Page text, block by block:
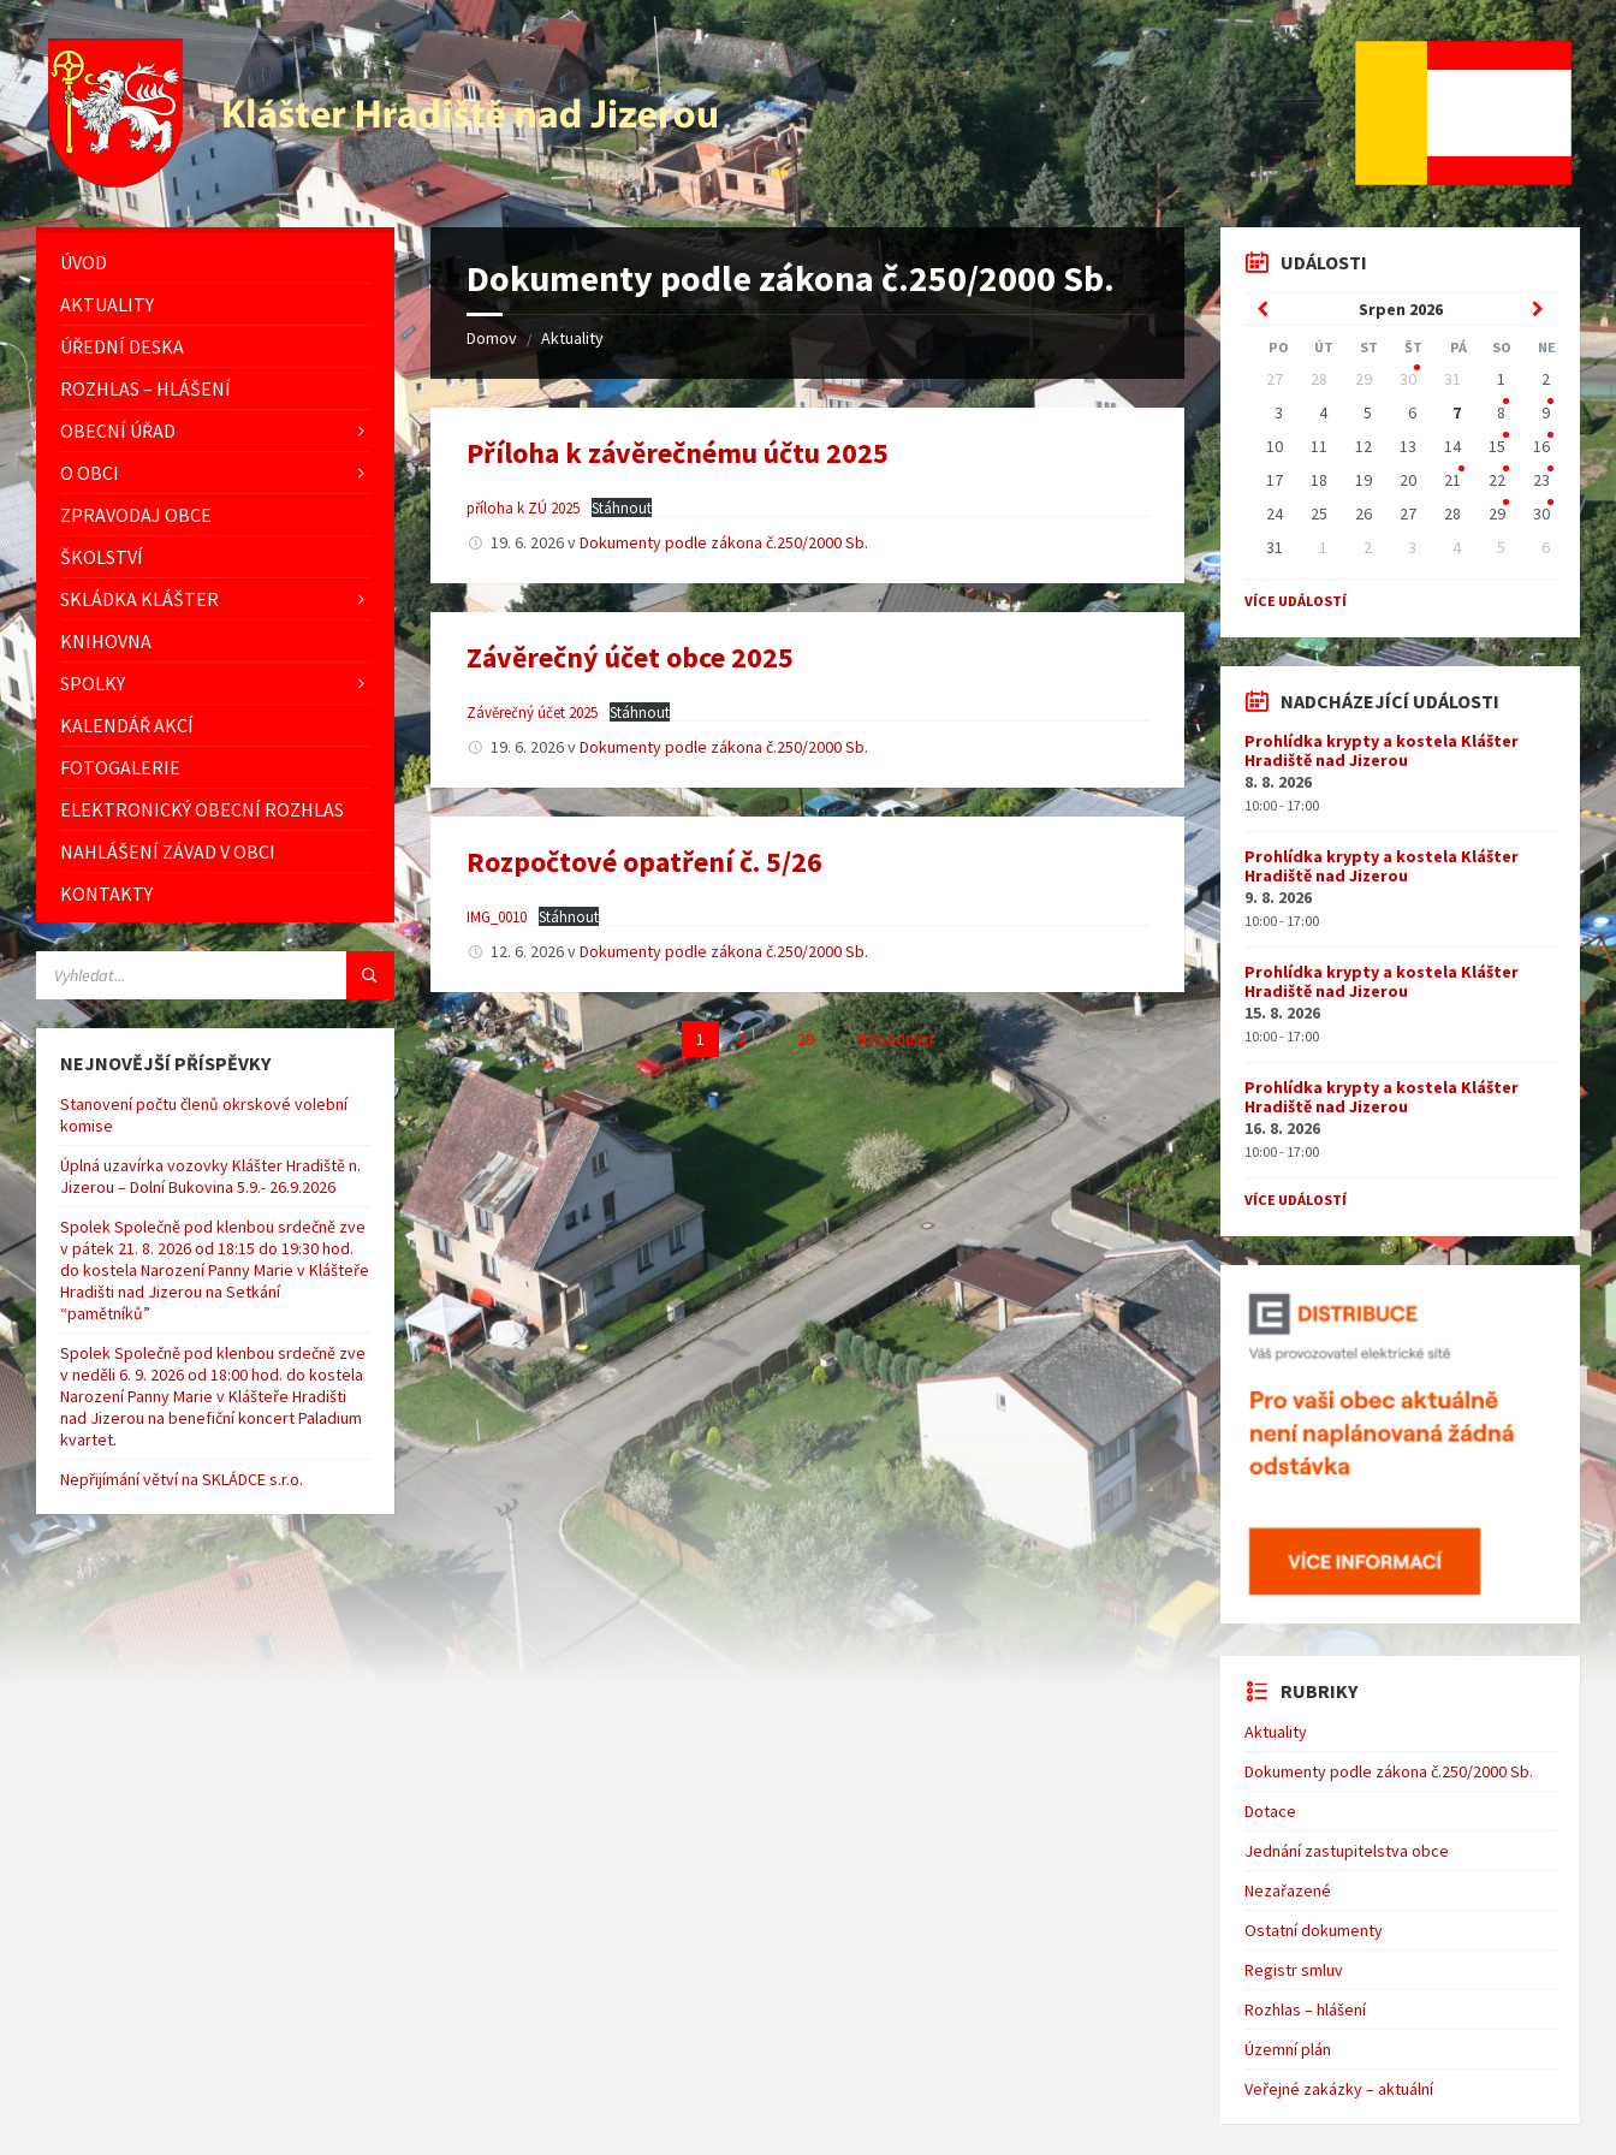
Preskočiť
na
obsah
Přeskočit
levý
panel
Preskočiť
na
pravý
panel
Přeskočit
na
patičku
Dokumenty podle zákona č.250/2000 Sb.
Domov / Aktuality
Příloha k závěrečnému účtu 2025
příloha k ZÚ 2025 Stáhnout
19. 6. 2026vDokumenty podle zákona č.250/2000 Sb.
Závěrečný účet obce 2025
Závěrečný účet 2025 Stáhnout
19. 6. 2026vDokumenty podle zákona č.250/2000 Sb.
Rozpočtové opatření č. 5/26
IMG_0010 Stáhnout
12. 6. 2026vDokumenty podle zákona č.250/2000 Sb.
Stránkování
příspěvků
1 2 … 29 Následující
ÚVOD
AKTUALITY
ÚŘEDNÍ DESKA
ROZHLAS – HLÁŠENÍ
OBECNÍ ÚŘAD
O OBCI
ZPRAVODAJ OBCE
ŠKOLSTVÍ
SKLÁDKA KLÁŠTER
KNIHOVNA
SPOLKY
KALENDÁŘ AKCÍ
FOTOGALERIE
ELEKTRONICKÝ OBECNÍ ROZHLAS
NAHLÁŠENÍ ZÁVAD V OBCI
KONTAKTY
VYHLEDÁVÁNÍ:
NEJNOVĚJŠÍ PŘÍSPĚVKY
Stanovení počtu členů okrskové volební
komise
Úplná uzavírka vozovky Klášter Hradiště n.
Jizerou – Dolní Bukovina 5.9.- 26.9.2026
Spolek Společně pod klenbou srdečně zve
v pátek 21. 8. 2026 od 18:15 do 19:30 hod.
do kostela Narození Panny Marie v Klášteře
Hradišti nad Jizerou na Setkání
“pamětníků”
Spolek Společně pod klenbou srdečně zve
v neděli 6. 9. 2026 od 18:00 hod. do kostela
Narození Panny Marie v Klášteře Hradišti
nad Jizerou na benefiční koncert Paladium
kvartet.
Nepřijímání větví na SKLÁDCE s.r.o.
UDÁLOSTI
Srpen 2026
Previous
Month
Next
Month
PO ÚT ST ŠT PÁ SO NE
Skip
calendar
days
27 28 29 30 31 1
2
3
4 5 6 7 8
9
10
11 12 13 14 15
16
17
18 19 20 21 22
23
24
25 26 27 28 29
30
31
1 2 3 4 5
6
to
calendar
VÍCE UDÁLOSTÍ
NADCHÁZEJÍCÍ UDÁLOSTI
Prohlídka krypty a kostela Klášter
Hradiště nad Jizerou
8. 8. 2026
10:00 - 17:00
Prohlídka krypty a kostela Klášter
Hradiště nad Jizerou
9. 8. 2026
10:00 - 17:00
Prohlídka krypty a kostela Klášter
Hradiště nad Jizerou
15. 8. 2026
10:00 - 17:00
Prohlídka krypty a kostela Klášter
Hradiště nad Jizerou
16. 8. 2026
10:00 - 17:00
VÍCE UDÁLOSTÍ
RUBRIKY
Aktuality
Dokumenty podle zákona č.250/2000 Sb.
Dotace
Jednání zastupitelstva obce
Nezařazené
Ostatní dokumenty
Registr smluv
Rozhlas – hlášení
Územní plán
Veřejné zakázky – aktuální